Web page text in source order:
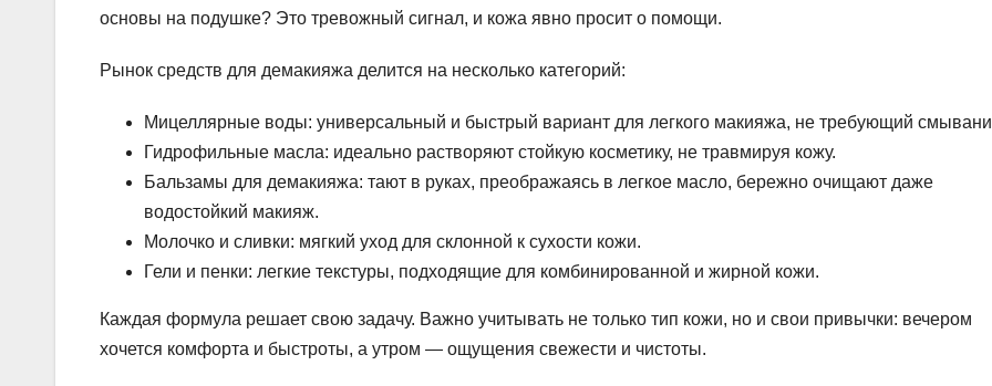
основы на подушке? Это тревожный сигнал, и кожа явно просит о помощи.
Рынок средств для демакияжа делится на несколько категорий:
Мицеллярные воды: универсальный и быстрый вариант для легкого макияжа, не требующий
Гидрофильные масла: идеально растворяют стойкую косметику, не травмируя кожу.
Бальзамы для демакияжа: тают в руках, преображаясь в легкое масло, бережно очищают даже
водостойкий макияж.
Молочко и сливки: мягкий уход для склонной к сухости кожи.
Гели и пенки: легкие текстуры, подходящие для комбинированной и жирной кожи.
Каждая формула решает свою задачу. Важно учитывать не только тип кожи, но и свои привычки: вечером
хочется комфорта и быстроты, а утром — ощущения свежести и чистоты.